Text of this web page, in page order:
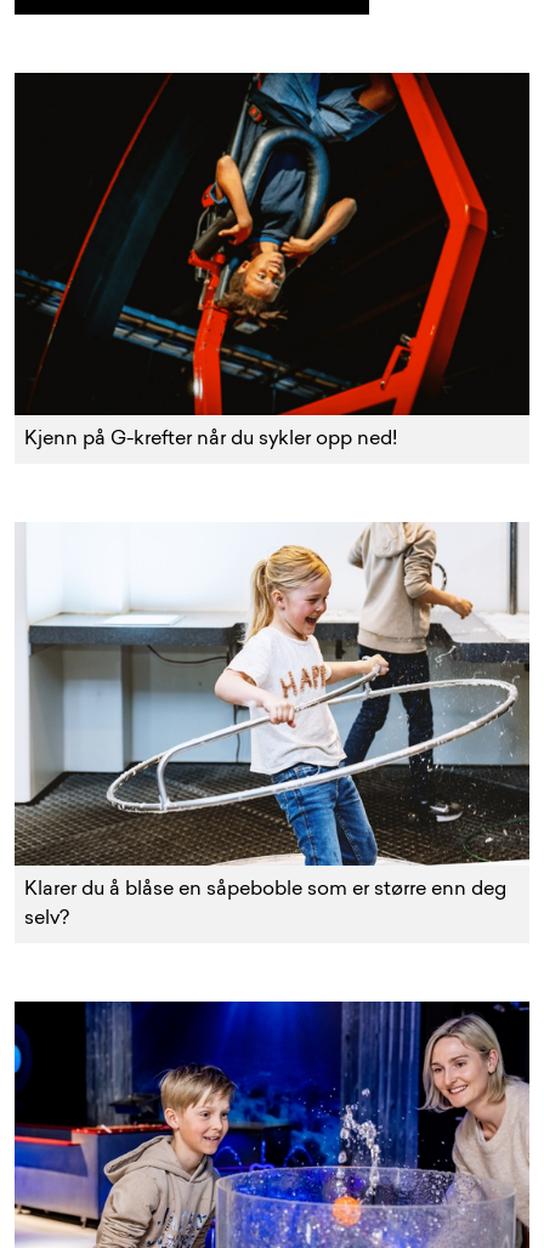
Kjenn på G-krefter når du sykler opp ned!
Klarer du å blåse en såpeboble som er større enn deg
selv?